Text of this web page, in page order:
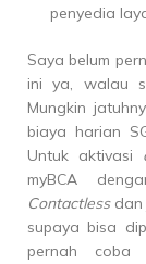
penyedia
Saya belum
ini ya, walau
Mungkin
biaya harian
Untuk aktivasi
myBCA
Contactless
supaya bisa
pernah coba